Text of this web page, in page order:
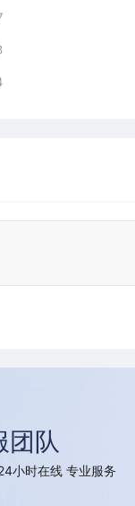
团队
小时在线 专业服务